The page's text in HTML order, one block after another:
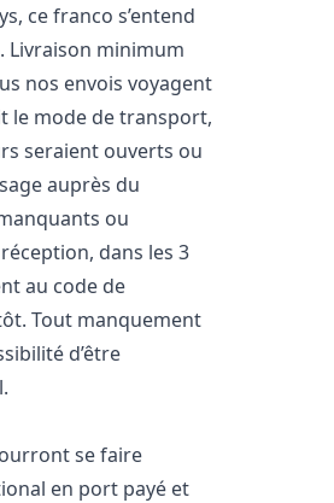
ce franco s’entend
minimum
nos envois voyagent
le mode de transport,
seraient ouverts ou
auprès du
ou
dans les 3
au code de
Tout manquement
d’être
se faire
en port payé et